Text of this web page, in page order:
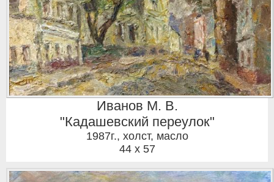
Иванов М. В.
"Кадашевский переулок"
1987г., холст, масло
44 x 57